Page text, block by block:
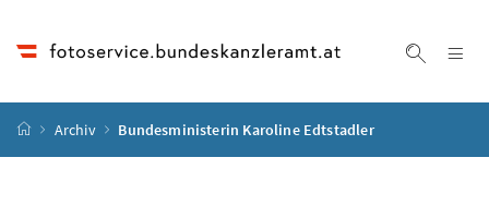
Startseite
Archiv Bundesministerin Karoline Edtstadler